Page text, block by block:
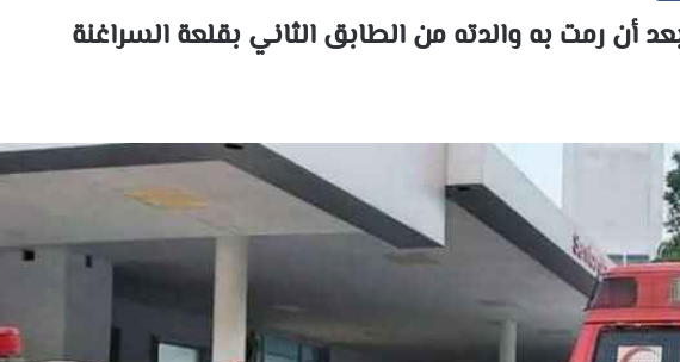
أن رمت به والدته من الطابق الثاني بقلعة السراغنة